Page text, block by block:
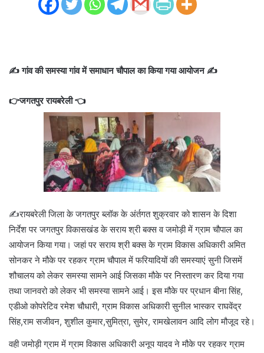
✍️ गांव की समस्या गांव में समाधान चौपाल का किया गया आयोजन ✍️
👉जगतपुर रायबरेली 👈
✍️रायबरेली जिला के जगतपुर ब्लॉक के अंर्तगत शुक्रवार को शासन के दिशा
निर्देश पर जगतपुर विकासखंड के सराय श्री बक्स व जमोड़ी में ग्राम चौपाल का
आयोजन किया गया। जहां पर सराय श्री बक्स के ग्राम विकास अधिकारी अमित
सोनकर ने मौके पर रहकर ग्राम चौपाल में फरियादियों की समस्याएं सुनी जिसमें
शौचालय को लेकर समस्या सामने आई जिसका मौके पर निस्तारण कर दिया गया
तथा जानवरो को लेकर भी समस्या सामने आई। इस मौके पर प्रधान बीना सिंह,
एडीओ कोपरेटिव रमेश चौधारी, ग्राम विकास अधिकारी सुनील भास्कर राघवेंद्र
सिंह,राम सजीवन, शुशील कुमार,सुमित्रा, सुमेर, रामखेलावन आदि लोग मौजूद रहे।
वही जमोड़ी ग्राम में ग्राम विकास अधिकारी अनूप यादव ने मौके पर रहकर ग्राम